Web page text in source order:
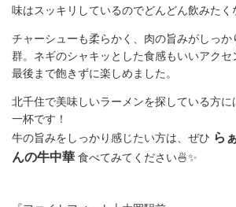
味はスッキリしているのでどんどん飲みたく
チャーシューも柔らかく、肉の旨みがしっか
群。ネギのシャキッとした食感もいいアクセ
最後まで飽きずに楽しめました。
北千住で美味しいラーメンを探している方
一杯です！
牛の旨みをしっかり感じたい方は、ぜひ ら
んの牛中華 食べてみてください🍜✨